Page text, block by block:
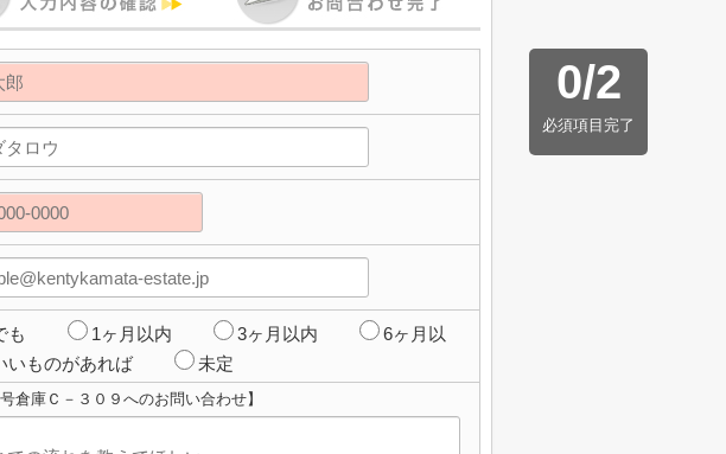
0/2
必須項目完了
も 1ヶ月以内 3ヶ月以内
6ヶ月以
いものがあれば 未定
倉庫Ｃ－３０９へのお問い合わせ】